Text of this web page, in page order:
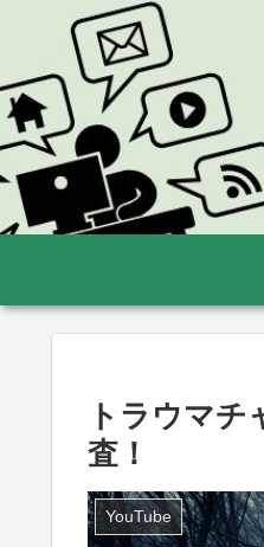
トラウマ
査！
YouTube